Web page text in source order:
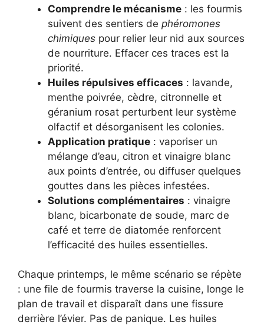
Comprendre le mécanisme : les fourmis
suivent des sentiers de phéromones
chimiques pour relier leur nid aux sources
de nourriture. Effacer ces traces est la
priorité.
Huiles répulsives efficaces : lavande,
menthe poivrée, cèdre, citronnelle et
géranium rosat perturbent leur système
olfactif et désorganisent les colonies.
Application pratique : vaporiser un
mélange d’eau, citron et vinaigre blanc
aux points d’entrée, ou diffuser quelques
gouttes dans les pièces infestées.
Solutions complémentaires : vinaigre
blanc, bicarbonate de soude, marc de
café et terre de diatomée renforcent
l’efficacité des huiles essentielles.
Chaque printemps, le même scénario se répète
: une file de fourmis traverse la cuisine, longe le
plan de travail et disparaît dans une fissure
derrière l’évier. Pas de panique. Les huiles